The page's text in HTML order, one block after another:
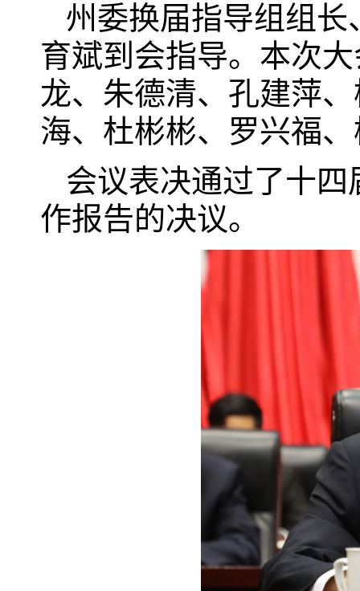
州委换届指导组组
育斌到会指导。本次
龙、朱德清、孔建萍
海、杜彬彬、罗兴福
会议表决通过了十
作报告的决议。